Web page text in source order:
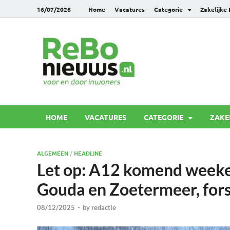
16/07/2026 Home Vacatures Categorie Zakelijke
HOME VACATURES CATEGORIE
ALGEMEEN / HEADLINE
Let op: A12 komend
Gouda en Zoetermeer,
08/12/2025 - by redactie